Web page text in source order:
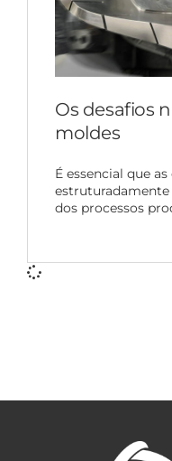
Os desafios
moldes
É essencial que
estruturadamente
dos processos